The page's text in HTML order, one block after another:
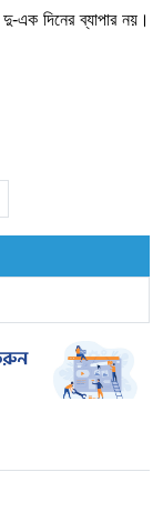
দু-এক দিনের ব্যাপার নয়।